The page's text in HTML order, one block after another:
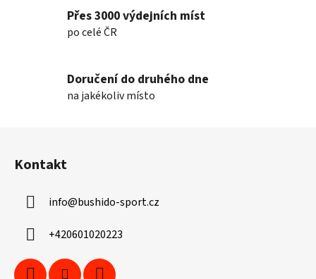
Přes 3000 výdejních míst
po celé ČR
Doručení do druhého dne
na jakékoliv místo
Kontakt
info@bushido-sport.cz
+420601020223